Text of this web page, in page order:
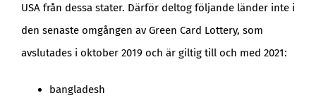
USA från dessa stater. Därför deltog följande länder inte i
den senaste omgången av Green Card Lottery, som
avslutades i oktober 2019 och är giltig till och med 2021:
bangladesh